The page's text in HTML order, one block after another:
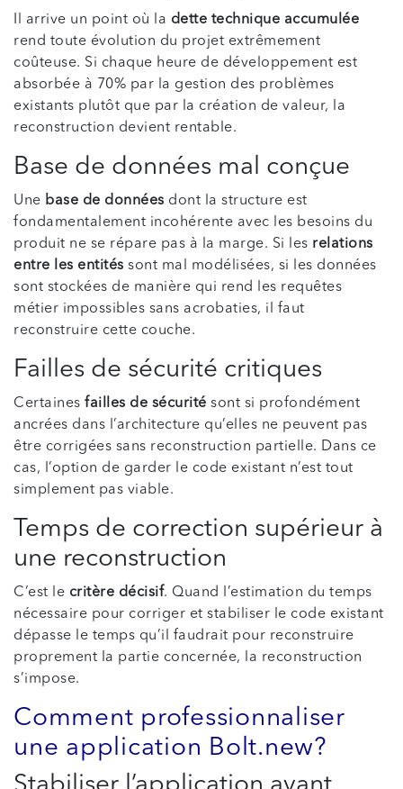
Il arrive un point où la dette technique accumulée
rend toute évolution du projet extrêmement
coûteuse. Si chaque heure de développement est
absorbée à 70% par la gestion des problèmes
existants plutôt que par la création de valeur, la
reconstruction devient rentable.
Base de données mal conçue
Une base de données dont la structure est
fondamentalement incohérente avec les besoins du
produit ne se répare pas à la marge. Si les relations
entre les entités sont mal modélisées, si les données
sont stockées de manière qui rend les requêtes
métier impossibles sans acrobaties, il faut
reconstruire cette couche.
Failles de sécurité critiques
Certaines failles de sécurité sont si profondément
ancrées dans l’architecture qu’elles ne peuvent pas
être corrigées sans reconstruction partielle. Dans ce
cas, l’option de garder le code existant n’est tout
simplement pas viable.
Temps de correction supérieur à
une reconstruction
C’est le critère décisif. Quand l’estimation du temps
nécessaire pour corriger et stabiliser le code existant
dépasse le temps qu’il faudrait pour reconstruire
proprement la partie concernée, la reconstruction
s’impose.
Comment professionnaliser
une application Bolt.new?